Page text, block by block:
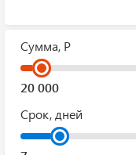
Сумма, Р
Срок, дней